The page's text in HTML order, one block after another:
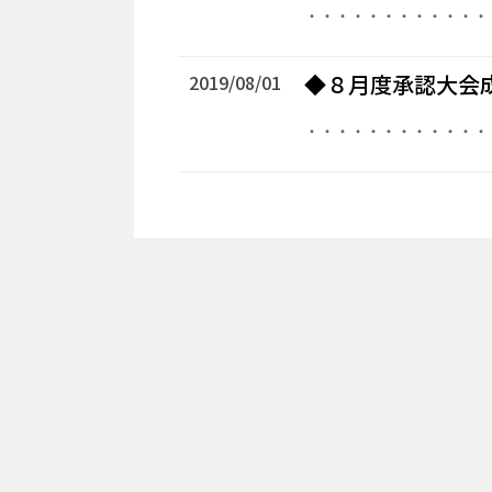
・・・・・・・・・・・
2019/08/01 ◆８月度承認大会
・・・・・・・・・・・